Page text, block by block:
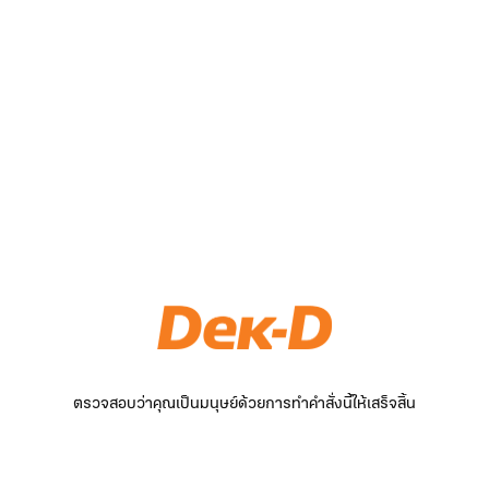
ตรวจสอบว่าคุณเป็นมนุษย์ด้วยการทำคำสั่งนี้ให้เสร็จสิ้น